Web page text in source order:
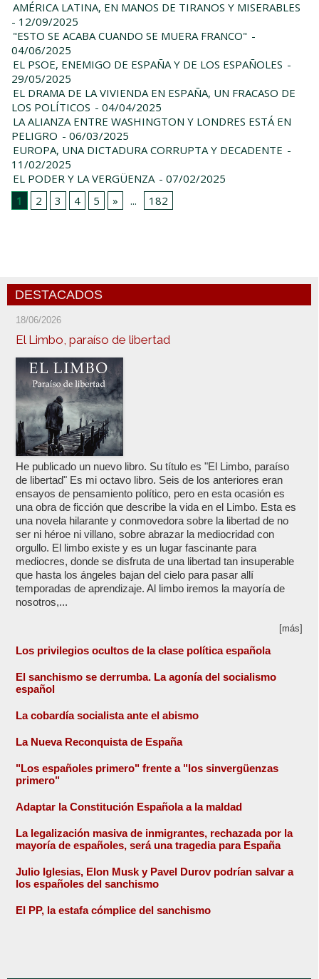
AMÉRICA LATINA, EN MANOS DE TIRANOS Y MISERABLES
- 12/09/2025
"ESTO SE ACABA CUANDO SE MUERA FRANCO" -
04/06/2025
EL PSOE, ENEMIGO DE ESPAÑA Y DE LOS ESPAÑOLES -
29/05/2025
EL DRAMA DE LA VIVIENDA EN ESPAÑA, UN FRACASO DE
LOS POLÍTICOS - 04/04/2025
LA ALIANZA ENTRE WASHINGTON Y LONDRES ESTÁ EN
PELIGRO - 06/03/2025
EUROPA, UNA DICTADURA CORRUPTA Y DECADENTE -
11/02/2025
EL PODER Y LA VERGÜENZA - 07/02/2025
1
2 3 4 5 » ... 182
DESTACADOS
18/06/2026
El Limbo, paraíso de libertad
He publicado un nuevo libro. Su título es "El Limbo, paraíso
de libertad" Es mi octavo libro. Seis de los anteriores eran
ensayos de pensamiento político, pero en esta ocasión es
una obra de ficción que describe la vida en el Limbo. Esta es
una novela hilarante y conmovedora sobre la libertad de no
ser ni héroe ni villano, sobre abrazar la mediocridad con
orgullo. El limbo existe y es un lugar fascinante para
mediocres, donde se disfruta de una libertad tan insuperable
que hasta los ángeles bajan del cielo para pasar allí
temporadas de aprendizaje. Al limbo iremos la mayoría de
nosotros,...
[más]
Los privilegios ocultos de la clase política española
El sanchismo se derrumba. La agonía del socialismo
español
La cobardía socialista ante el abismo
La Nueva Reconquista de España
"Los españoles primero" frente a "los sinvergüenzas
primero"
Adaptar la Constitución Española a la maldad
La legalización masiva de inmigrantes, rechazada por la
mayoría de españoles, será una tragedia para España
Julio Iglesias, Elon Musk y Pavel Durov podrían salvar a
los españoles del sanchismo
El PP, la estafa cómplice del sanchismo